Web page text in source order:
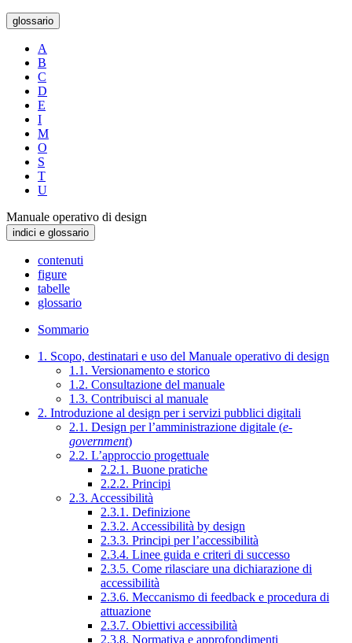
glossario
A
B
C
D
E
I
M
O
S
T
U
Manuale operativo di design
indici e glossario
contenuti
figure
tabelle
glossario
Sommario
1. Scopo, destinatari e uso del Manuale operativo di design
1.1. Versionamento e storico
1.2. Consultazione del manuale
1.3. Contribuisci al manuale
2. Introduzione al design per i servizi pubblici digitali
2.1. Design per l’amministrazione digitale (e-
government)
2.2. L’approccio progettuale
2.2.1. Buone pratiche
2.2.2. Principi
2.3. Accessibilità
2.3.1. Definizione
2.3.2. Accessibilità by design
2.3.3. Principi per l’accessibilità
2.3.4. Linee guida e criteri di successo
2.3.5. Come rilasciare una dichiarazione di
accessibilità
2.3.6. Meccanismo di feedback e procedura di
attuazione
2.3.7. Obiettivi accessibilità
2.3.8. Normativa e approfondimenti